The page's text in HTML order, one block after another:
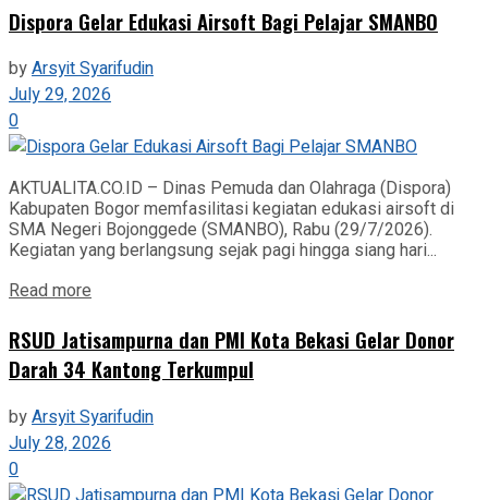
‎Dispora Gelar Edukasi Airsoft Bagi Pelajar SMANBO
byArsyit Syarifudin
July 29, 2026
0
AKTUALITA.CO.ID – Dinas Pemuda dan Olahraga (Dispora)
Kabupaten Bogor memfasilitasi kegiatan edukasi airsoft di
SMA Negeri Bojonggede (SMANBO), Rabu (29/7/2026).
Kegiatan yang berlangsung sejak pagi hingga siang hari...
Read more
RSUD Jatisampurna dan PMI Kota Bekasi Gelar Donor
Darah 34 Kantong Terkumpul
byArsyit Syarifudin
July 28, 2026
0